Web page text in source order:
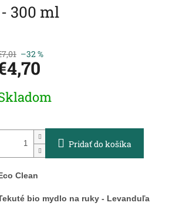
300 ml
–32 %
Pridať do košíka
Clean
bio mydlo na ruky - Levanduľa